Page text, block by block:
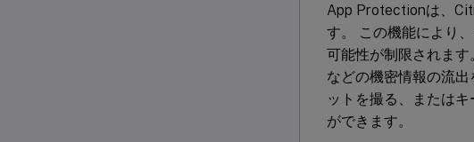
App Protectionは、
す。 この機能により
可能性が制限されま
などの機密情報の流
ットを撮る、または
ができます。